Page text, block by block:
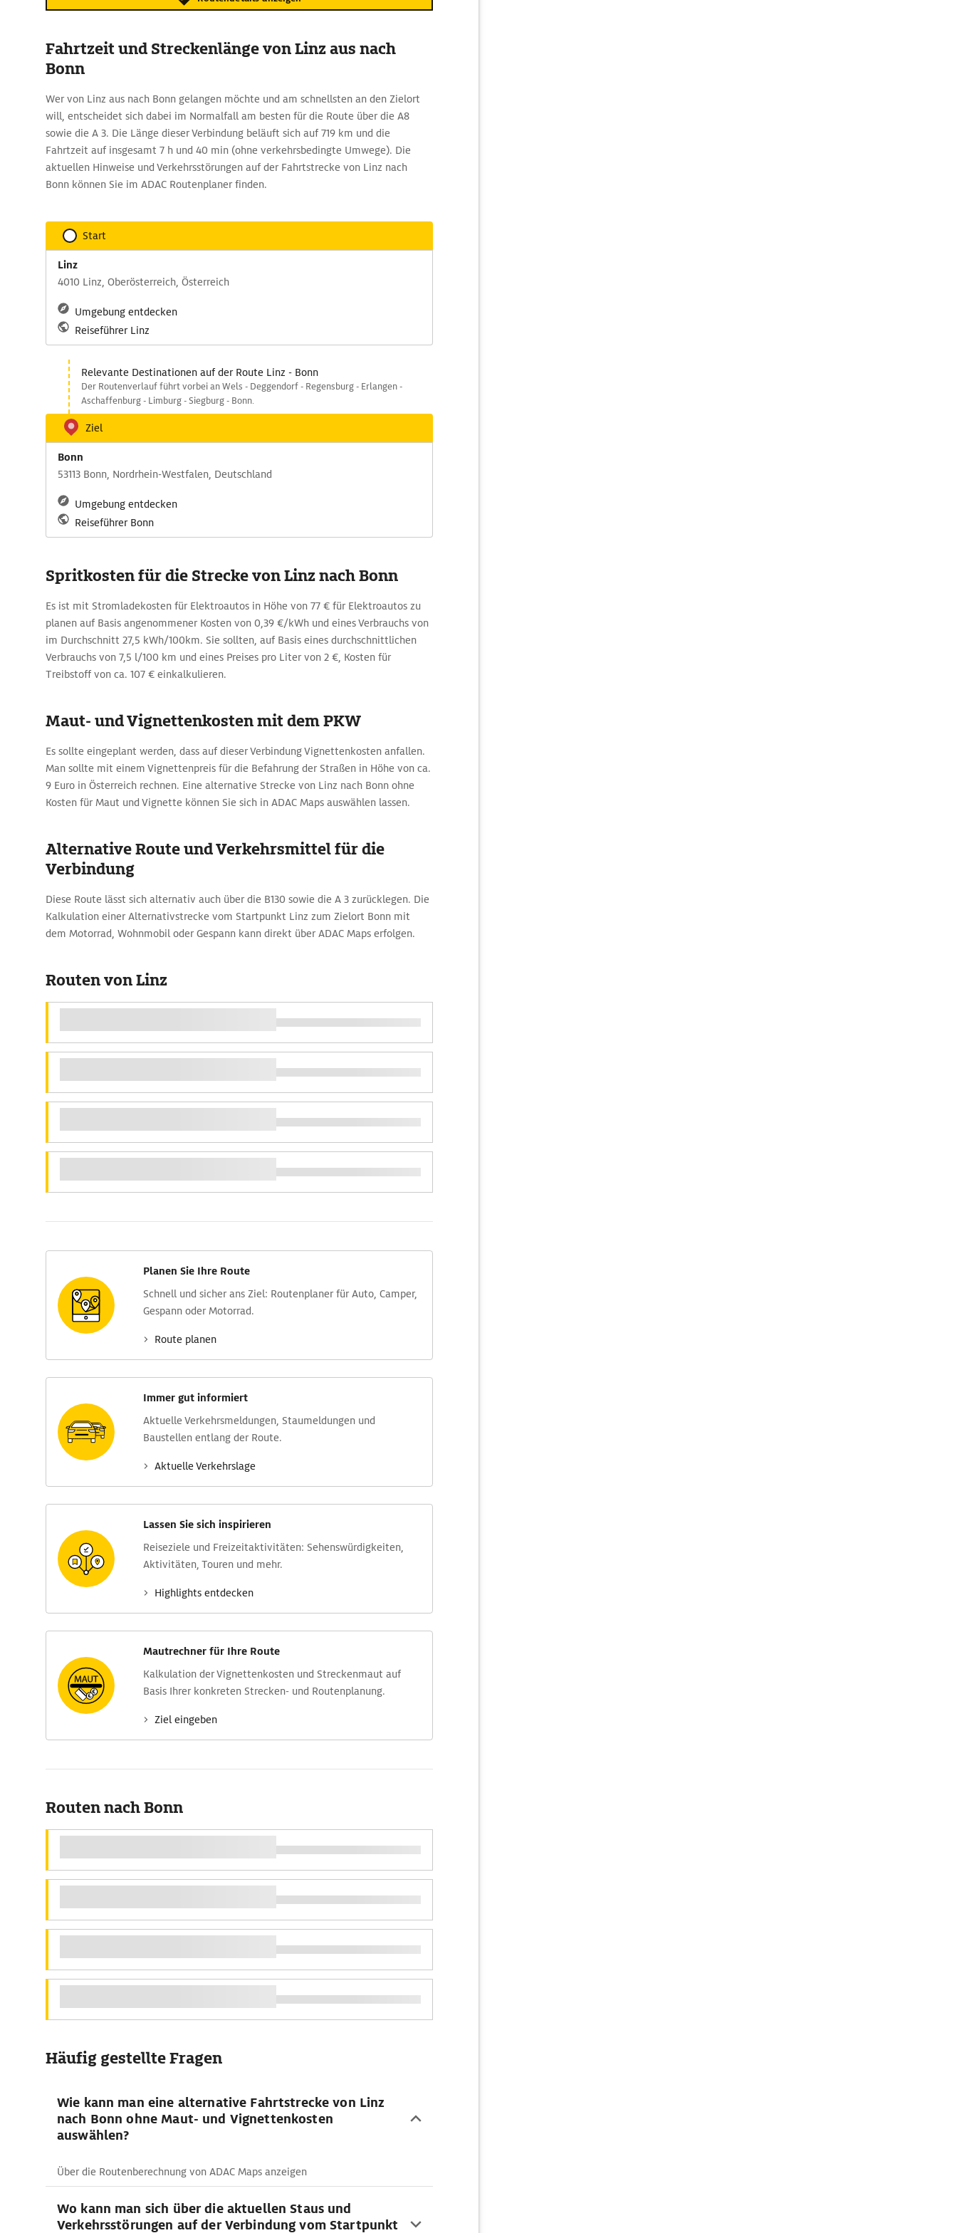
Fahrtzeit und Streckenlänge von Linz aus nach
Bonn
Wer von Linz aus nach Bonn gelangen möchte und am schnellsten an den Zielort
will, entscheidet sich dabei im Normalfall am besten für die Route über die A8
sowie die A 3. Die Länge dieser Verbindung beläuft sich auf 719 km und die
Fahrtzeit auf insgesamt 7 h und 40 min (ohne verkehrsbedingte Umwege). Die
aktuellen Hinweise und Verkehrsstörungen auf der Fahrtstrecke von Linz nach
Bonn können Sie im ADAC Routenplaner finden.
Start
Linz
4010 Linz, Oberösterreich, Österreich
Umgebung entdecken
Reiseführer Linz
Relevante Destinationen auf der Route Linz - Bonn
Der Routenverlauf führt vorbei an Wels - Deggendorf - Regensburg - Erlangen -
Aschaffenburg - Limburg - Siegburg - Bonn.
Ziel
Bonn
53113 Bonn, Nordrhein-Westfalen, Deutschland
Umgebung entdecken
Reiseführer Bonn
Spritkosten für die Strecke von Linz nach Bonn
Es ist mit Stromladekosten für Elektroautos in Höhe von 77 € für Elektroautos zu
planen auf Basis angenommener Kosten von 0,39 €/kWh und eines Verbrauchs von
im Durchschnitt 27,5 kWh/100km. Sie sollten, auf Basis eines durchschnittlichen
Verbrauchs von 7,5 l/100 km und eines Preises pro Liter von 2 €, Kosten für
Treibstoff von ca. 107 € einkalkulieren.
Maut- und Vignettenkosten mit dem PKW
Es sollte eingeplant werden, dass auf dieser Verbindung Vignettenkosten anfallen.
Man sollte mit einem Vignettenpreis für die Befahrung der Straßen in Höhe von ca.
9 Euro in Österreich rechnen. Eine alternative Strecke von Linz nach Bonn ohne
Kosten für Maut und Vignette können Sie sich in ADAC Maps auswählen lassen.
Alternative Route und Verkehrsmittel für die
Verbindung
Diese Route lässt sich alternativ auch über die B130 sowie die A 3 zurücklegen. Die
Kalkulation einer Alternativstrecke vom Startpunkt Linz zum Zielort Bonn mit
dem Motorrad, Wohnmobil oder Gespann kann direkt über ADAC Maps erfolgen.
Routen von Linz
Planen Sie Ihre Route
Schnell und sicher ans Ziel: Routen­planer für Auto, Camper,
Gespann oder Motorrad.
Route planen
Immer gut informiert
Aktuelle Verkehrs­meldungen, Stau­meldungen und
Baustellen entlang der Route.
Aktuelle Verkehrs­lage
Lassen Sie sich inspirieren
Reise­ziele und Freizeit­aktivitäten: Sehens­würdig­keiten,
Aktivitäten, Touren und mehr.
Highlights entdecken
Mautrechner für Ihre Route
Kalkulation der Vignettenkosten und Streckenmaut auf
Basis Ihrer konkreten Strecken- und Routenplanung.
Ziel eingeben
Routen nach Bonn
Häufig gestellte Fragen
Wie kann man eine alternative Fahrtstrecke von Linz
nach Bonn ohne Maut- und Vignettenkosten
auswählen?
Über die Routenberechnung von ADAC Maps anzeigen
Wo kann man sich über die aktuellen Staus und
Verkehrsstörungen auf der Verbindung vom Startpunkt